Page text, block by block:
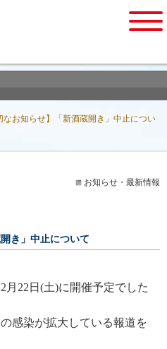
なお知らせ】「新酒蔵開き」中止につい
お知らせ・最新情報
き」中止について
月22日(土)に開催予定でした
感染が拡大している報道を